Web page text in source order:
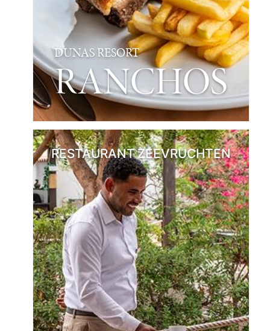
DUNAS RESORT
RANCHOS
RESTAURANTZEEVRUCHTEN